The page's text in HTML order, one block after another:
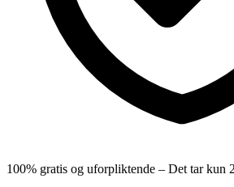
100% gratis og uforpliktende – Det tar kun